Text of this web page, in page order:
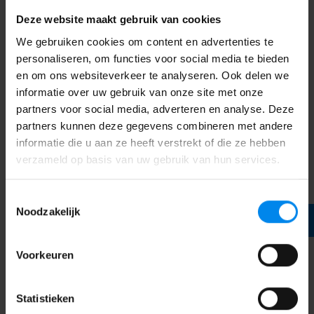
Deze website maakt gebruik van cookies
We gebruiken cookies om content en advertenties te
personaliseren, om functies voor social media te bieden
en om ons websiteverkeer te analyseren. Ook delen we
informatie over uw gebruik van onze site met onze
partners voor social media, adverteren en analyse. Deze
partners kunnen deze gegevens combineren met andere
informatie die u aan ze heeft verstrekt of die ze hebben
verzameld op basis van uw gebruik van hun services.
Noodzakelijk
Voorkeuren
Statistieken
vrijdag
7.30 tot 18.30 uur
één bso-groep voor kinderen van 8-12 jaar
één tienergroep
geïnformeerd via deze pagina en het informatiebord op
Je kunt contact opnemen met de oudercommissie
vialoc.adrianusstraat@gmail.com.
Mbarka Abazar
Vestigingsmanager
06 - 22 95 32 83